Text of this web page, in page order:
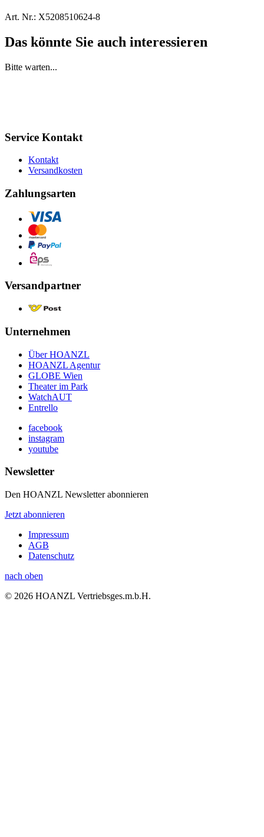
Art. Nr.: X5208510624-8
Das könnte Sie auch interessieren
Bitte warten...
Service Kontakt
Kontakt
Versandkosten
Zahlungsarten
Versandpartner
Unternehmen
Über HOANZL
HOANZL Agentur
GLOBE Wien
Theater im Park
WatchAUT
Entrello
facebook
instagram
youtube
Newsletter
Den HOANZL Newsletter abonnieren
Jetzt abonnieren
Impressum
AGB
Datenschutz
nach oben
© 2026 HOANZL Vertriebsges.m.b.H.